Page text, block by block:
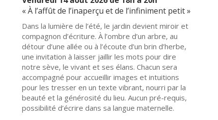
« À l’affût de l’inaperçu et de l’infiniment petit »
Dans la lumière de l’été, le jardin devient miroir et
compagnon d’écriture. À l’ombre d’un arbre, au
détour d’une allée ou à l’écoute d’un brin d’herbe,
une invitation à laisser jaillir les mots pour dire
notre sève, le vivant et ses élans. Chacun sera
accompagné pour accueillir images et intuitions
pour les tresser en un texte vibrant, nourri par la
beauté et la générosité du lieu. Aucun pré-requis,
possibilité d’écrire dans sa langue maternelle.